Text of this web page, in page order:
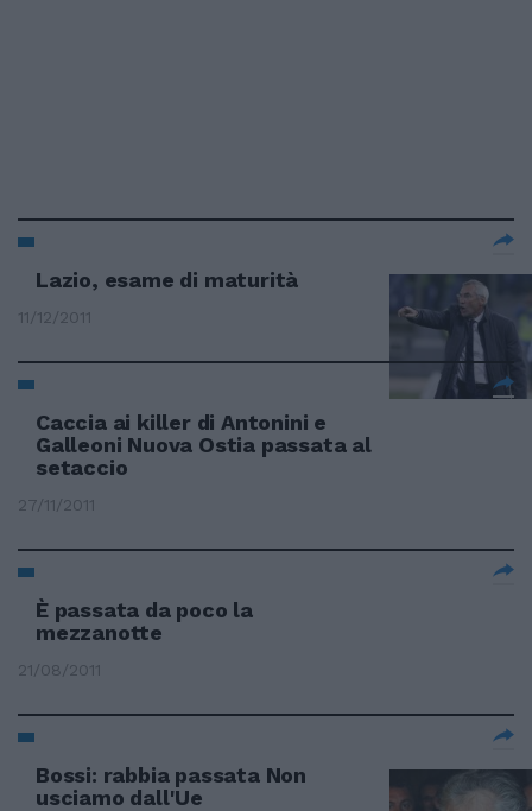
Lazio, esame di maturità
11/12/2011
Caccia ai killer di Antonini e
Galleoni Nuova Ostia passata al
setaccio
27/11/2011
È passata da poco la
mezzanotte
21/08/2011
Bossi: rabbia passata Non
usciamo dall'Ue